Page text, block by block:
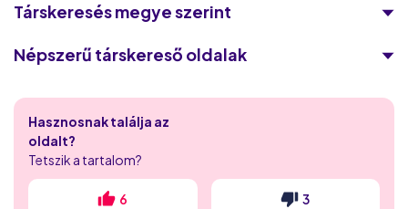
Társkeresés megye szerint
Népszerű társkereső oldalak
Victoria Milan
Flirthits
Flirt.com
Hasznosnak találja az
oldalt?
Tetszik a tartalom?
6 3